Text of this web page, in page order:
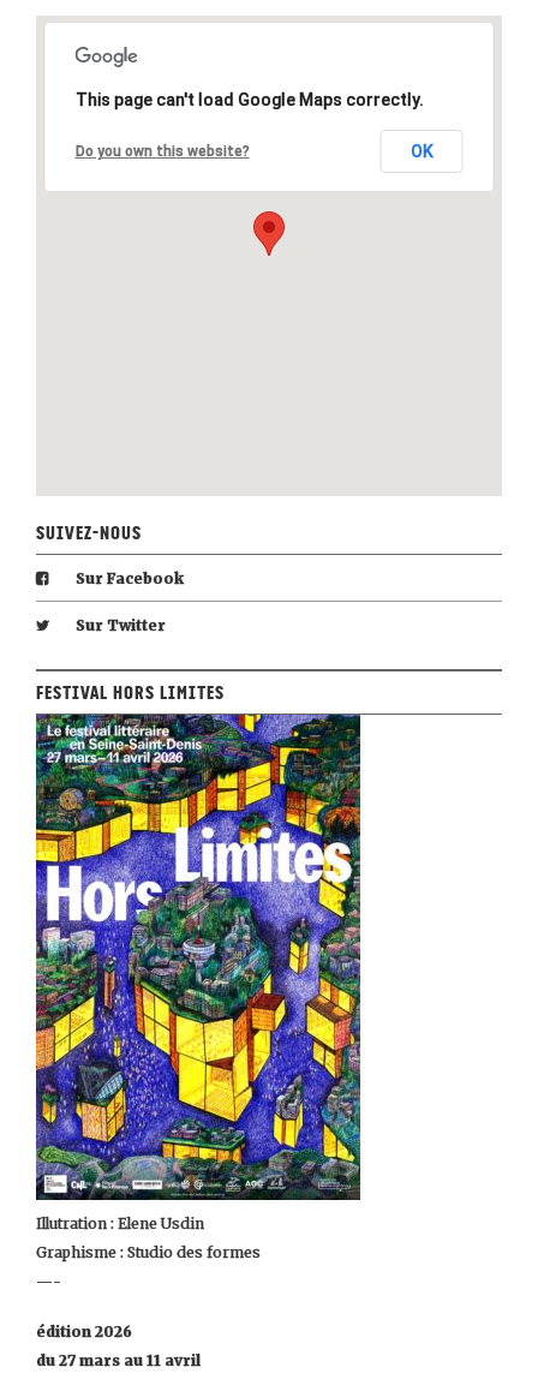
This page can't load Google Maps correctly.
Do you own this website? OK
Suivez-nous
Sur Facebook
Sur Twitter
Festival Hors Limites
Illutration : Elene Usdin
Graphisme : Studio des formes
—-
édition 2026
du 27 mars au 11 avril